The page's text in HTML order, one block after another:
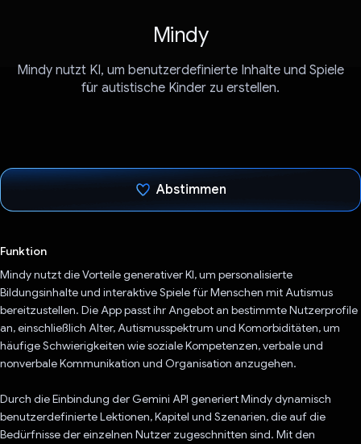
Mindy
Mindy nutzt KI, um benutzerdefinierte Inhalte und Spiele
für autistische Kinder zu erstellen.
Abstimmen
Funktion
Mindy nutzt die Vorteile generativer KI, um personalisierte
Bildungsinhalte und interaktive Spiele für Menschen mit Autismus
bereitzustellen. Die App passt ihr Angebot an bestimmte Nutzerprofile
an, einschließlich Alter, Autismusspektrum und Komorbiditäten, um
häufige Schwierigkeiten wie soziale Kompetenzen, verbale und
nonverbale Kommunikation und Organisation anzugehen.
Durch die Einbindung der Gemini API generiert Mindy dynamisch
benutzerdefinierte Lektionen, Kapitel und Szenarien, die auf die
Bedürfnisse der einzelnen Nutzer zugeschnitten sind. Mit den